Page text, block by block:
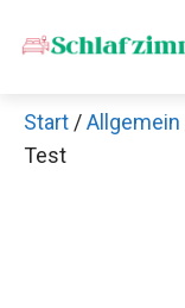
Inhalt
Start /Allgemein
Test